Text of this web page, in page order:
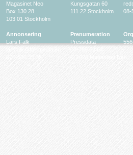
Magasinet Neo
Box 130 28
103 01 Stockholm
Annonsering
Lars Falk
Kungsgatan 60
111 22 Stockholm
Prenumeration
Pressdata
08-